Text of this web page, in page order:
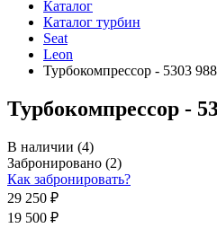
Каталог
Каталог турбин
Seat
Leon
Турбокомпрессор - 5303
Турбокомпрессор -
В наличии (4)
Забронировано (2)
Как забронировать?
29 250 ₽
19 500 ₽